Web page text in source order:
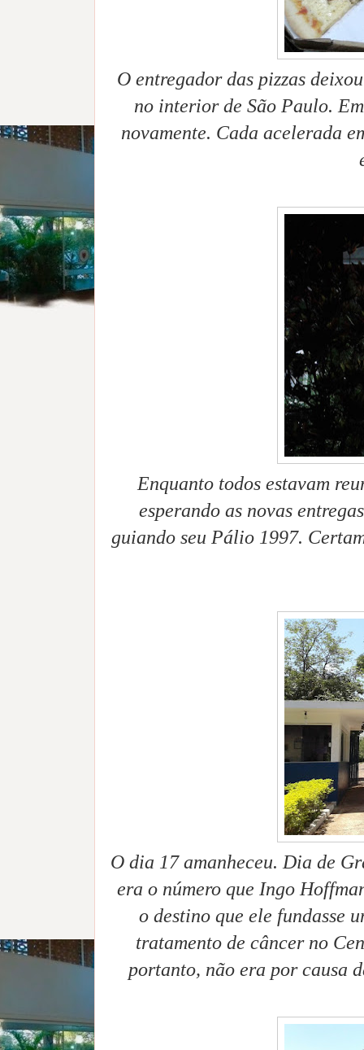
O entregador das pizzas
no interior de São Paulo.
novamente. Cada acelerada
Enquanto todos estavam
esperando as novas
guiando seu Pálio 1997.
O dia 17 amanheceu. Dia de
era o número que Ingo
o destino que ele fundasse
tratamento de câncer no
portanto, não era por causa